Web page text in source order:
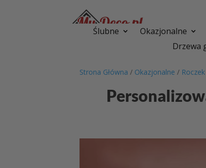
Ślubne Okazjonalne
Drzewa
Strona Główna / Okazjonalne /